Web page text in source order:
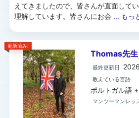
えてきましたので、皆さんが直面して
理解しています。皆さんにお会 ... もっ
更新済み!
Thomas先生
最終更新日
教えている言語
ポルトガル語
マンツーマンレッ